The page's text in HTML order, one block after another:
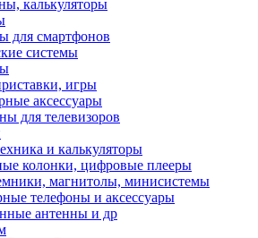
калькуляторы
для смартфонов
системы
игры
аксессуары
для телевизоров
и калькуляторы
колонки, цифровые плееры
магнитолы, минисистемы
телефоны и аксессуары
антенны и др